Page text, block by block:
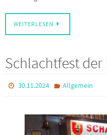
WEITERLESEN
Schlachtfest der
30.11.2024 Allgemein